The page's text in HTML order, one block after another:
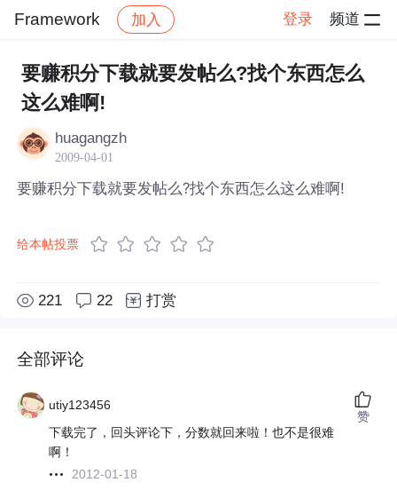
Framework 加入 登录 频道
社区 Framework 帖子详情
要赚积分下载就要发帖么?找个东西怎么
这么难啊!
huagangzh
2009-04-01
要赚积分下载就要发帖么?找个东西怎么这么难啊!
给本帖投票
221 22 打赏
全部评论
utiy123456
下载完了，回头评论下，分数就回来啦！也不是很难
啊！
2012-01-18
赞